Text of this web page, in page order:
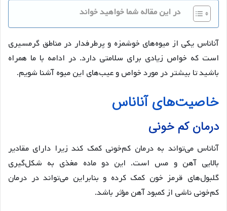
در این مقاله شما خواهید خواند
آناناس یکی از میوه‌های خوشمزه و پرطرفدار در مناطق گرمسیری
است که خواص زیادی برای سلامتی دارد. در ادامه با ما همراه
باشید تا بیشتر در مورد خواص و عیب‌های این میوه آشنا شویم.
خاصیت‌های آناناس
درمان کم خونی
آناناس می‌تواند به درمان کم‌خونی کمک کند زیرا دارای مقادیر
بالایی آهن و مس است. این دو ماده مغذی به شکل‌گیری
گلبول‌های قرمز خون کمک کرده و بنابراین می‌تواند در درمان
کم‌خونی ناشی از کمبود آهن مؤثر باشد.